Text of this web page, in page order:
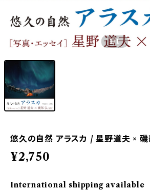
1/1
悠久の自然 アラスカ / 星野道夫 ×
¥2,750
International shipping available